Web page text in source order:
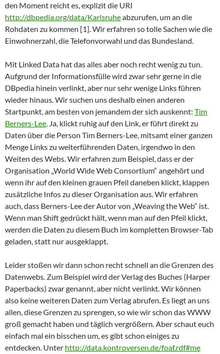
den Moment reicht es, explizit die URI
http://dbpedia.org/data/Karlsruheabzurufen, um an die
Rohdaten zu kommen [1]. Wir erfahren so tolle Sachen wie die
Einwohnerzahl, die Telefonvorwahl und das Bundesland.
Mit Linked Data hat das alles aber noch recht wenig zu tun.
Aufgrund der Informationsfülle wird zwar sehr gerne in die
DBpedia hinein verlinkt, aber nur sehr wenige Links führen
wieder hinaus. Wir suchen uns deshalb einen anderen
Startpunkt, am besten von jemandem der sich auskennt: Tim
Berners-Lee. Ja, klickt ruhig auf den Link, er führt direkt zu
Daten über die Person Tim Berners-Lee, mitsamt einer ganzen
Menge Links zu weiterführenden Daten, irgendwo in den
Weiten des Webs. Wir erfahren zum Beispiel, dass er der
Organisation „World Wide Web Consortium“ angehört und
wenn ihr auf den kleinen grauen Pfeil daneben klickt, klappen
zusätzliche Infos zu dieser Organisation aus. Wir erfahren
auch, dass Berners-Lee der Autor von „Weaving the Web“ ist.
Wenn man Shift gedrückt hält, wenn man auf den Pfeil klickt,
werden die Daten zu diesem Buch im kompletten Browser-Tab
geladen, statt nur ausgeklappt.
Leider stoßen wir dann schon recht schnell an die Grenzen des
Datenwebs. Zum Beispiel wird der Verlag des Buches (Harper
Paperbacks) zwar genannt, aber nicht verlinkt. Wir können
also keine weiteren Daten zum Verlag abrufen. Es liegt an uns
allen, diese Grenzen zu sprengen, so wie wir schon das WWW
groß gemacht haben und täglich vergrößern. Aber schaut euch
einfach mal ein bisschen um, es gibt schon einiges zu
entdecken. Unter http://data.kontroversen.de/foaf.rdf#me